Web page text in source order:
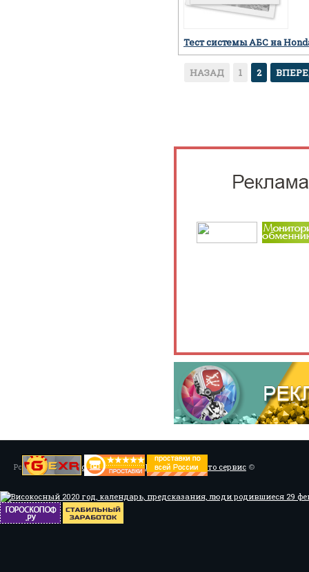
Тест системы АБС на
НАЗАД 1 2
Powered byУстановка системы ABS, Тюнинг/Мото сервис ©